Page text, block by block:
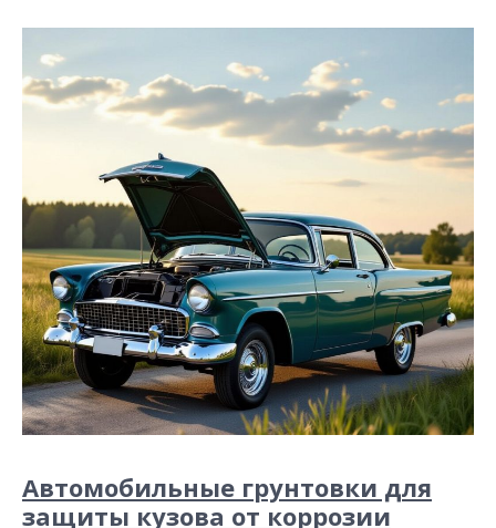
Автомобильные грунтовки для
защиты кузова от коррозии